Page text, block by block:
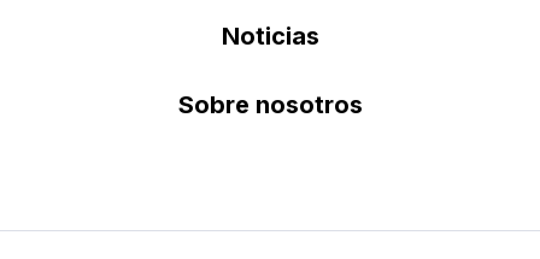
Noticias
Sobre nosotros